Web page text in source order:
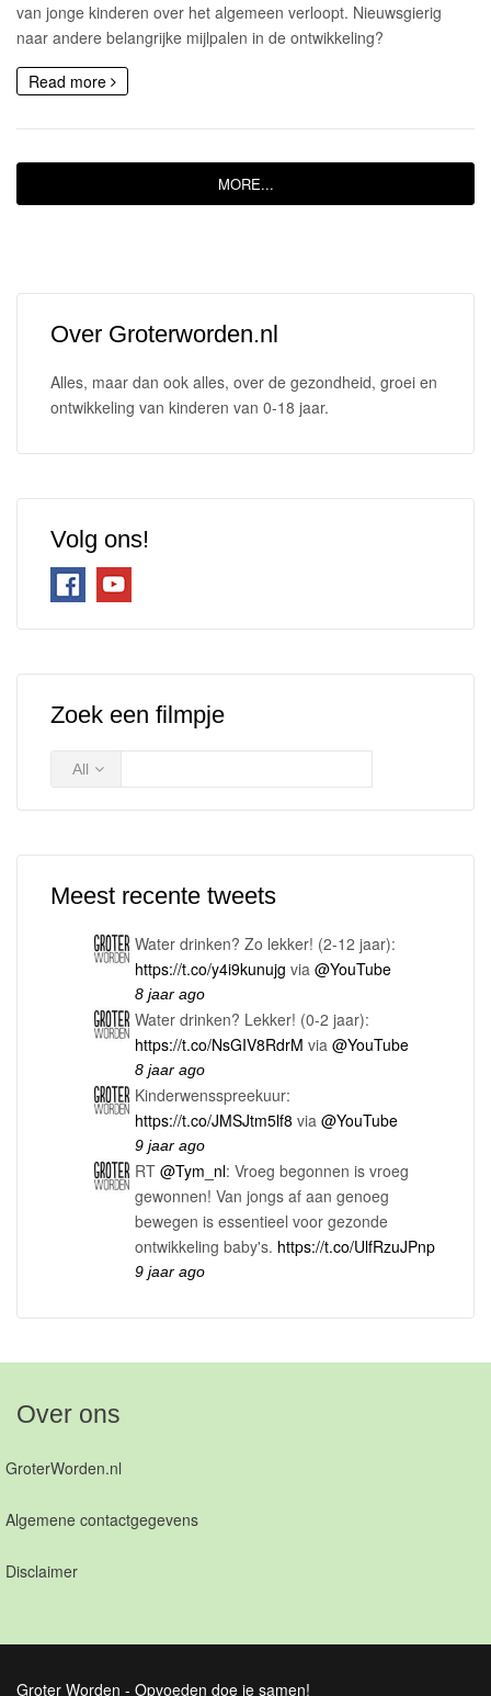
van jonge kinderen over het algemeen verloopt. Nieuwsgierig
naar andere belangrijke mijlpalen in de ontwikkeling?
Read more
MORE...
Over Groterworden.nl
Alles, maar dan ook alles, over de gezondheid, groei en
ontwikkeling van kinderen van 0-18 jaar.
Volg ons!
Zoek een filmpje
All
Meest recente tweets
Water drinken? Zo lekker! (2-12 jaar):
https://t.co/y4i9kunujg via @YouTube
8 jaar ago
Water drinken? Lekker! (0-2 jaar):
https://t.co/NsGIV8RdrM via @YouTube
8 jaar ago
Kinderwensspreekuur:
https://t.co/JMSJtm5lf8 via @YouTube
9 jaar ago
RT @Tym_nl: Vroeg begonnen is vroeg
gewonnen! Van jongs af aan genoeg
bewegen is essentieel voor gezonde
ontwikkeling baby's. https://t.co/UlfRzuJPnp
9 jaar ago
Over ons
GroterWorden.nl
Algemene contactgegevens
Disclaimer
Groter Worden - Opvoeden doe je samen!